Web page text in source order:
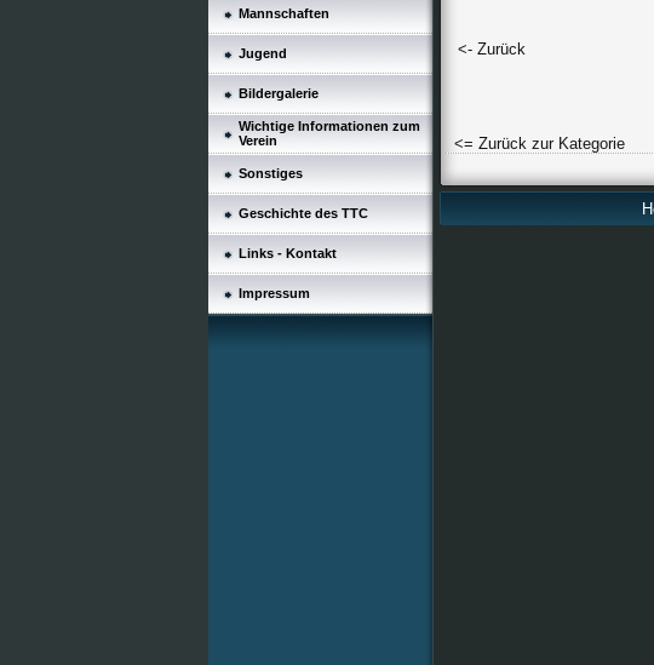
Mannschaften
Jugend
Bildergalerie
Wichtige Informationen zum
Verein
Sonstiges
Geschichte des TTC
Links - Kontakt
Impressum
<- Zurück
<= Zurück zur Kategorie